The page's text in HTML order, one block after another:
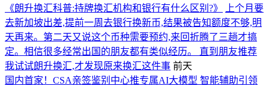
《朗升换汇科普:持牌换汇机构和银行有什么区别?》
上个月要
去新加坡出差,提前一周去银行换新币,结果被告知额度不够,明
天再来。第二天又说这个币种需要预约,来回折腾了三趟才搞
定。相信很多经常出国的朋友都有类似经历。 直到朋友推荐
我试试朗升换汇,才发现原来换汇这件事 前天
国内首家！CSA亲签鉴别中心推专属AI大模型 智能辅助引领